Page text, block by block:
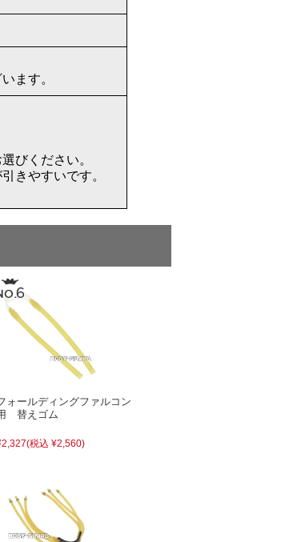
ます。
びください。
きやすいです。
ォールディングファルコン
替えゴム
(税込 ¥2,560)